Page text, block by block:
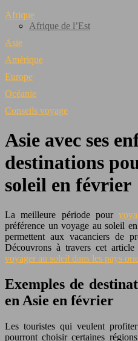
Afrique
Afrique de l’Est
Asie
Amérique
Europe
Océanie
Conseils voyage
Asie avec ses
destinations
soleil en février
La meilleure période pour
préférence un voyage au soleil
permettent aux vacanciers de
Découvrons à travers cet
voyager au soleil dans les pays
Exemples de
en Asie en février
Les touristes qui veulent
pourront choisir certaines